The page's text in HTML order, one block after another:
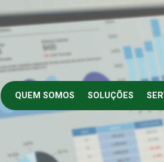
QUEM SOMOS SOLUÇÕES